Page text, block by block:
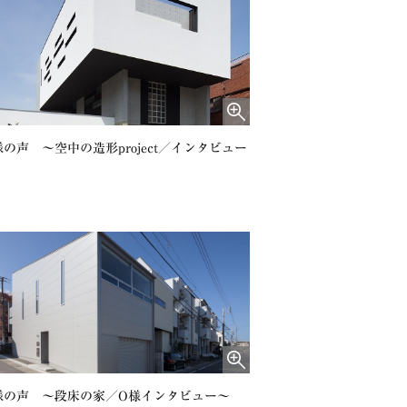
の声 ～空中の造形project／インタビュー
の声 ～段床の家／O様インタビュー～